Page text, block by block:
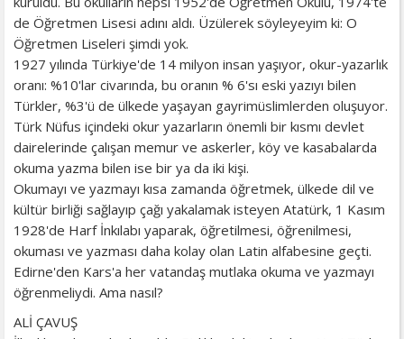
de Öğretmen Lisesi adını aldı. Üzülerek söyleyeyim ki: O
Öğretmen Liseleri şimdi yok.
1927 yılında Türkiye'de 14 milyon insan yaşıyor, okur-yazarlık
oranı: %10'lar civarında, bu oranın % 6'sı eski yazıyı bilen
Türkler, %3'ü de ülkede yaşayan gayrimüslimlerden oluşuyor.
Türk Nüfus içindeki okur yazarların önemli bir kısmı devlet
dairelerinde çalışan memur ve askerler, köy ve kasabalarda
okuma yazma bilen ise bir ya da iki kişi.
Okumayı ve yazmayı kısa zamanda öğretmek, ülkede dil ve
kültür birliği sağlayıp çağı yakalamak isteyen Atatürk, 1 Kasım
1928'de Harf İnkılabı yaparak, öğretilmesi, öğrenilmesi,
okuması ve yazması daha kolay olan Latin alfabesine geçti.
Edirne'den Kars'a her vatandaş mutlaka okuma ve yazmayı
öğrenmeliydi. Ama nasıl?
ALİ ÇAVUŞ